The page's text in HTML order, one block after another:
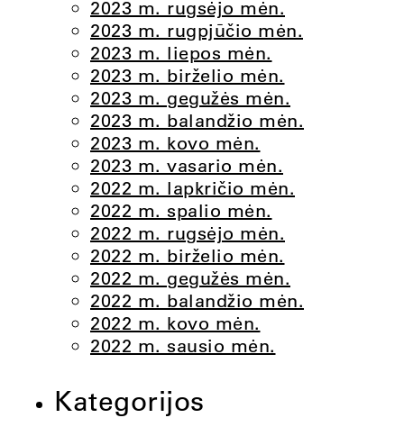
2023 m. rugsėjo mėn.
2023 m. rugpjūčio mėn.
2023 m. liepos mėn.
2023 m. birželio mėn.
2023 m. gegužės mėn.
2023 m. balandžio mėn.
2023 m. kovo mėn.
2023 m. vasario mėn.
2022 m. lapkričio mėn.
2022 m. spalio mėn.
2022 m. rugsėjo mėn.
2022 m. birželio mėn.
2022 m. gegužės mėn.
2022 m. balandžio mėn.
2022 m. kovo mėn.
2022 m. sausio mėn.
Kategorijos